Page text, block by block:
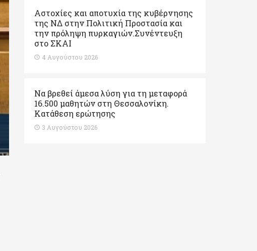
Αστοχίες και αποτυχία της κυβέρνησης
της ΝΔ στην Πολιτική Προστασία και
την πρόληψη πυρκαγιών.Συνέντευξη
στο ΣΚΑΙ
4 Αυγούστου 2026
Να βρεθεί άμεσα λύση για τη μεταφορά
16.500 μαθητών στη Θεσσαλονίκη.
Κατάθεση ερώτησης
3 Αυγούστου 2026